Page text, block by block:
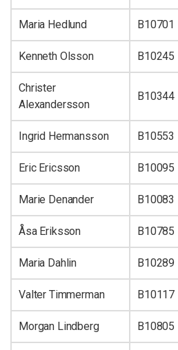
Maria Hedlund B10701
Kenneth Olsson B10245
Christer
Alexandersson
B10344
Ingrid Hermansson B10553
Eric Ericsson B10095
Marie Denander B10083
Åsa Eriksson B10785
Maria Dahlin B10289
Valter Timmerman B10117
Morgan Lindberg B10805